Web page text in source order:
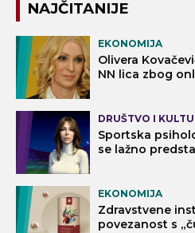
NAJČITANIJE
EKONOMIJA
Olivera
NN lica zbog
DRUŠTVO I
Sportska
se lažno
EKONOMIJA
Zdravstvene
povezanost s